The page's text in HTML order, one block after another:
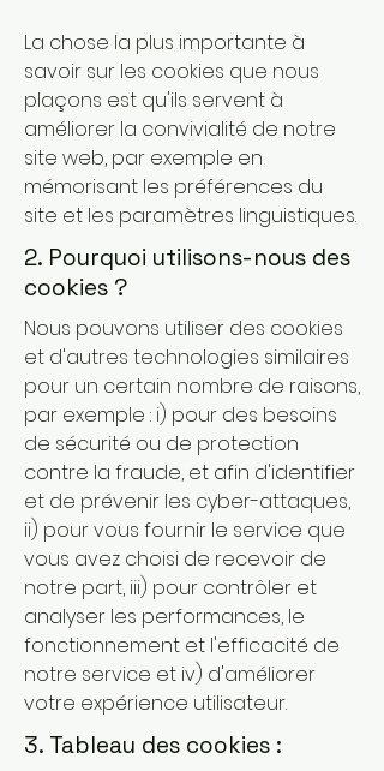
La chose la plus importante à
savoir sur les cookies que nous
plaçons est qu'ils servent à
améliorer la convivialité de notre
site web, par exemple en
mémorisant les préférences du
site et les paramètres linguistiques.
2. Pourquoi utilisons-nous des
cookies ?
Nous pouvons utiliser des cookies
et d'autres technologies similaires
pour un certain nombre de raisons,
par exemple : i) pour des besoins
de sécurité ou de protection
contre la fraude, et afin d'identifier
et de prévenir les cyber-attaques,
ii) pour vous fournir le service que
vous avez choisi de recevoir de
notre part, iii) pour contrôler et
analyser les performances, le
fonctionnement et l'efficacité de
notre service et iv) d'améliorer
votre expérience utilisateur.
3. Tableau des cookies :